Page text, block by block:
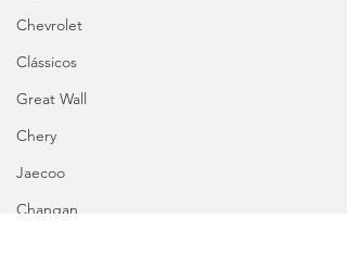
Chevrolet
Clássicos
Great Wall
Chery
Jaecoo
Changan